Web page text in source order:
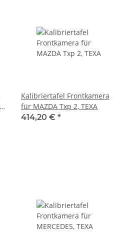
Kalibriertafel Frontkamera
für MAZDA Txp 2, TEXA
414,20 € *